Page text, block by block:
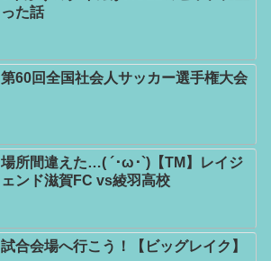
った話
第60回全国社会人サッカー選手権大会
場所間違えた…( ´･ω･`)【TM】レイジ
ェンド滋賀FC vs綾羽高校
試合会場へ行こう！【ビッグレイク】